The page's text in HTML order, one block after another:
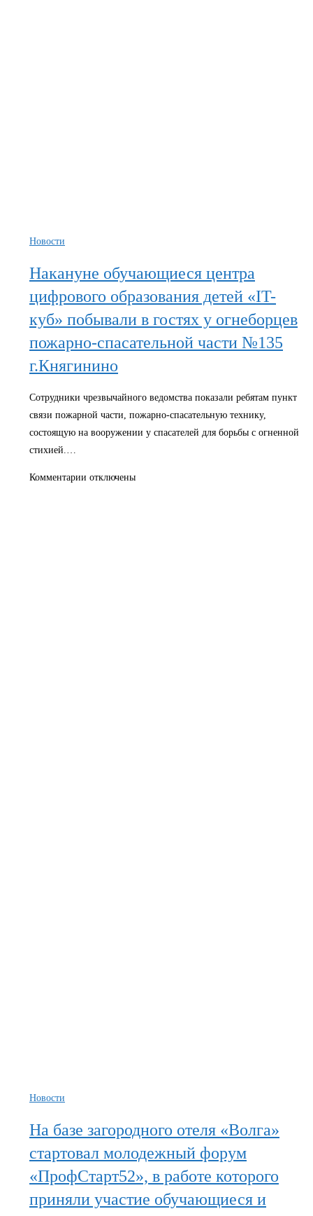
Новости
Накануне обучающиеся центра
цифрового образования детей «IT-
куб» побывали в гостях у огнеборцев
пожарно-спасательной части №135
г.Княгинино
Сотрудники чрезвычайного ведомства показали ребятам пункт
связи пожарной части, пожарно-спасательную технику,
состоящую на вооружении у спасателей для борьбы с огненной
стихией.…
Комментарии котключены
Новости
На базе загородного отеля «Волга»
стартовал молодежный форум
«ПрофСтарт52», в работе которого
приняли участие обучающиеся и